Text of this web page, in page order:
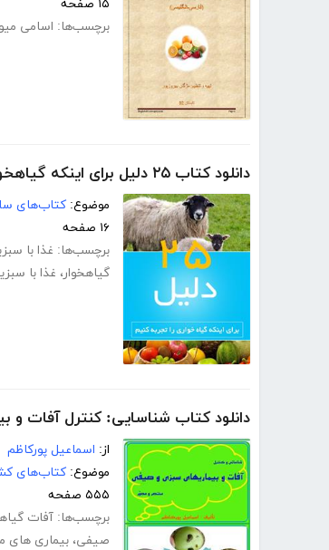
۱۵ صفحه
برچسب‌ها: اسامی
دانلود کتاب ۲۵ دلیل برای اینکه گیاهخواری را تجربه کنیم
موضوع: کتاب‌های
۱۶ صفحه
برچسب‌ها: غذا با
گیاهخوار، غذا با
دانلود کتاب شناسایی: کنترل آفات
از: اسماعیل پورکاظم
موضوع: کتاب‌های
۵۵۵ صفحه
برچسب‌ها: آفات
صیفی، بیماری